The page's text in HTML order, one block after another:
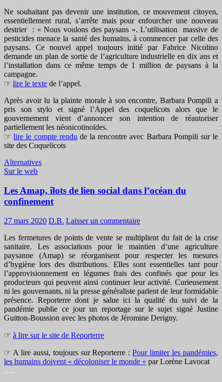
Ne souhaitant pas devenir une institution, ce mouvement citoyen,
essentiellement rural, s’arrête mais pour enfourcher une nouveau
destrier : « Nous voulons des paysans ». L’utilisation massive de
pesticides menace la santé des humains, à commencer par celle des
paysans. Ce nouvel appel toujours initié par Fabrice Nicolino
demande un plan de sortie de l’agriculture industrielle en dix ans et
l’installation dans ce même temps de 1 million de paysans à la
campagne.
☞ lire le texte de l’appel.
Après avoir lu la plainte morale à son encontre, Barbara Pompili a
pris son stylo et signé l’Appel des coquelicots alors que le
gouvernement vient d’annoncer son intention de réautoriser
partiellement les néonicotinoïdes.
☞lire le compte rendu de la rencontre avec Barbara Pompili sur le
site des Coquelicots
Alternatives
Sur le web
Les Amap, îlots de lien social dans l’océan du
confinement
27 mars 2020 D.B. Laisser un commentaire
Les fermetures de points de vente se multiplient du fait de la crise
sanitaire. Les associations pour le maintien d’une agriculture
paysanne (Amap) se réorganisent pour respecter les mesures
d’hygiène lors des distributions. Elles sont essentielles tant pour
l’approvisionnement en légumes frais des confinés que pour les
producteurs qui peuvent ainsi continuer leur activité. Curieusement
ni les gouvernants, ni la presse généraliste parlent de leur formidable
présence. Reporterre dont je salue ici la qualité du suivi de la
pandémie publie ce jour un reportage sur le sujet signé Justine
Guitton-Boussion avec les photos de Jéromine Derigny.
☞ à lire sur le site de Reporterre
☞ A lire aussi, toujours sur Reporterre :Pour limiter les pandémies,
les humains doivent « décoloniser le monde » par Lorène Lavocat
….